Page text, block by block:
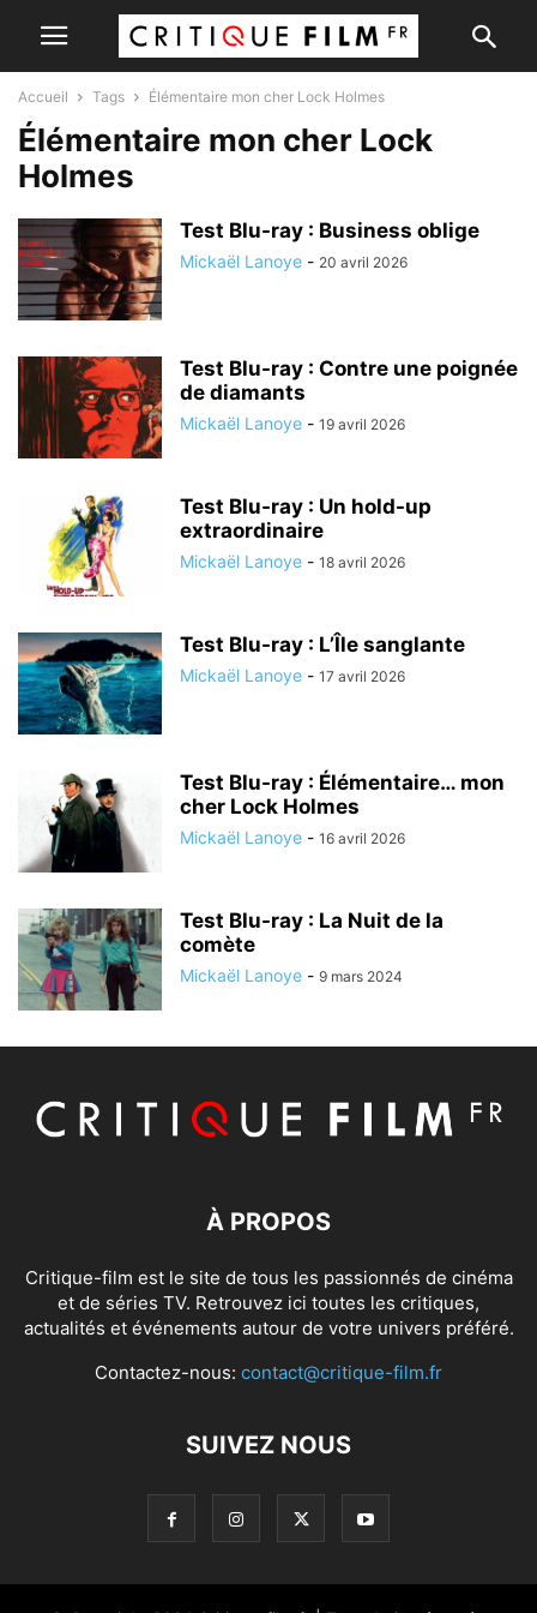
Accueil Tags Élémentaire mon cher Lock Holmes
Élémentaire mon cher Lock
Holmes
Test Blu-ray : Business oblige
Mickaël Lanoye - 20 avril 2026
Test Blu-ray : Contre une poignée
de diamants
Mickaël Lanoye - 19 avril 2026
Test Blu-ray : Un hold-up
extraordinaire
Mickaël Lanoye - 18 avril 2026
Test Blu-ray : L’Île sanglante
Mickaël Lanoye - 17 avril 2026
Test Blu-ray : Élémentaire… mon
cher Lock Holmes
Mickaël Lanoye - 16 avril 2026
Test Blu-ray : La Nuit de la
comète
Mickaël Lanoye - 9 mars 2024
À PROPOS
Critique-film est le site de tous les passionnés de cinéma
et de séries TV. Retrouvez ici toutes les critiques,
actualités et événements autour de votre univers préféré.
Contactez-nous: contact@critique-film.fr
SUIVEZ NOUS